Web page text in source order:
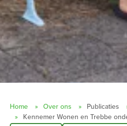
Home Over ons Publicaties
Kennemer Wonen en Trebbe ondertekenen overeenkomst voor